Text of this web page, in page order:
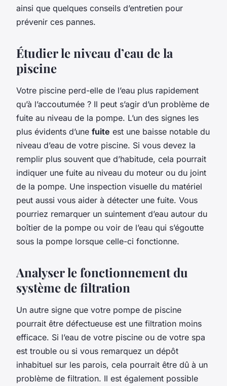
ainsi que quelques conseils d’entretien pour
prévenir ces pannes.
Étudier le niveau d’eau de la
piscine
Votre piscine perd-elle de l’eau plus rapidement
qu’à l’accoutumée ? Il peut s’agir d’un problème de
fuite au niveau de la pompe. L’un des signes les
plus évidents d’une fuite est une baisse notable du
niveau d’eau de votre piscine. Si vous devez la
remplir plus souvent que d’habitude, cela pourrait
indiquer une fuite au niveau du moteur ou du joint
de la pompe. Une inspection visuelle du matériel
peut aussi vous aider à détecter une fuite. Vous
pourriez remarquer un suintement d’eau autour du
boîtier de la pompe ou voir de l’eau qui s’égoutte
sous la pompe lorsque celle-ci fonctionne.
Analyser le fonctionnement du
système de filtration
Un autre signe que votre pompe de piscine
pourrait être défectueuse est une filtration moins
efficace. Si l’eau de votre piscine ou de votre spa
est trouble ou si vous remarquez un dépôt
inhabituel sur les parois, cela pourrait être dû à un
problème de filtration. Il est également possible